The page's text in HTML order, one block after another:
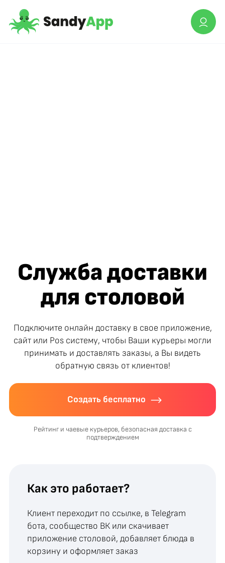
Служба доставки
для столовой
Подключите онлайн доставку в свое приложение,
сайт или Pos систему, чтобы Ваши курьеры могли
принимать и доставлять заказы, а Вы видеть
обратную связь от клиентов!
Создать бесплатно
Рейтинг и чаевые курьеров, безопасная доставка с
подтверждением
Как это работает?
Клиент переходит по ссылке, в Telegram
бота, сообщество ВК или скачивает
приложение столовой, добавляет блюда в
корзину и оформляет заказ